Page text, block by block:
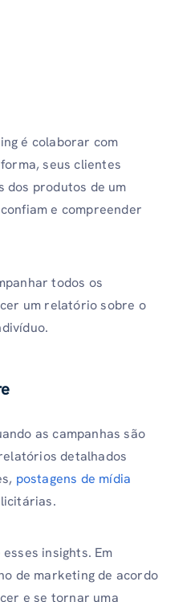
é colaborar com
seus clientes
dos produtos de um
e compreender
todos os
um relatório sobre o
as campanhas são
detalhados
postagens de mídia
insights. Em
de marketing de acordo
e se tornar uma